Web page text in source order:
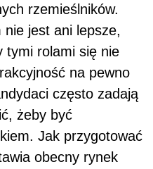
rzemieślników.
jest ani lepsze,
tymi rolami się nie
na pewno
często zadają
żeby być
Jak przygotować
obecny rynek